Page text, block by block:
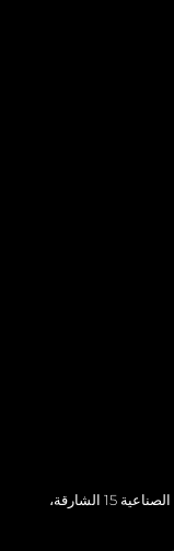
المكتب الرئيسي: شارع 6 تقاطع شارع 9 المنطقة الصناعية 15 الشارقة،